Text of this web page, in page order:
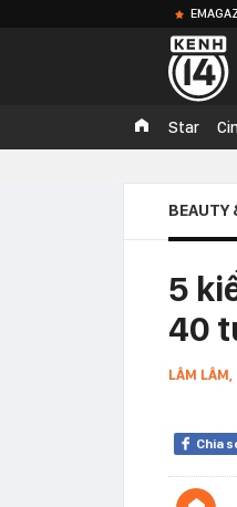
Star
BEAUTY
5
40
LÂM LÂM,
Chia